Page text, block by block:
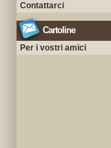
Contattarci
Cartoline
Per i vostri amici